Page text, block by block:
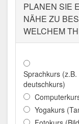
PLANEN SIE
NÄHE ZU
WELCHEM
Sprachkurs
deutschkurs)
Yogakurs